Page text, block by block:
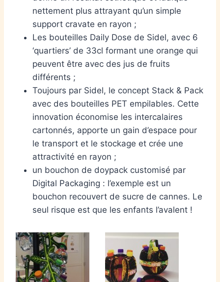
nettement plus attrayant qu’un simple
support cravate en rayon ;
Les bouteilles Daily Dose de Sidel, avec 6
‘quartiers’ de 33cl formant une orange qui
peuvent être avec des jus de fruits
différents ;
Toujours par Sidel, le concept Stack & Pack
avec des bouteilles PET empilables. Cette
innovation économise les intercalaires
cartonnés, apporte un gain d’espace pour
le transport et le stockage et crée une
attractivité en rayon ;
un bouchon de doypack customisé par
Digital Packaging : l’exemple est un
bouchon recouvert de sucre de cannes. Le
seul risque est que les enfants l’avalent !